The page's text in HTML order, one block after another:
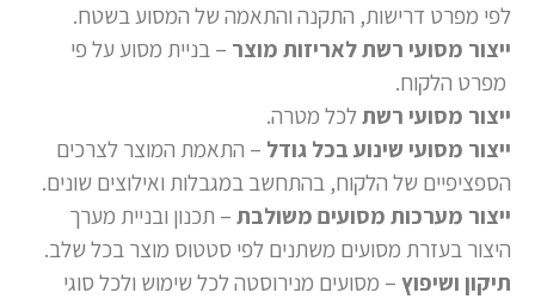
לפי מפרט דרישות, התקנה והתאמה של המסוע בשטח.
ייצור מסועי רשת לאריזות מוצר – בניית מסוע על פי
מפרט הלקוח.
ייצור מסועי רשתלכל מטרה.
ייצור מסועי שינוע בכל גודל – התאמת המוצר לצרכים
הספציפיים של הלקוח, בהתחשב במגבלות ואילוצים שונים.
ייצור מערכות מסועים משולבת – תכנון ובניית מערך
היצור בעזרת מסועים משתנים לפי סטטוס מוצר בכל שלב.
תיקון ושיפוץ – מסועים מנירוסטה לכל שימוש ולכל סוגי